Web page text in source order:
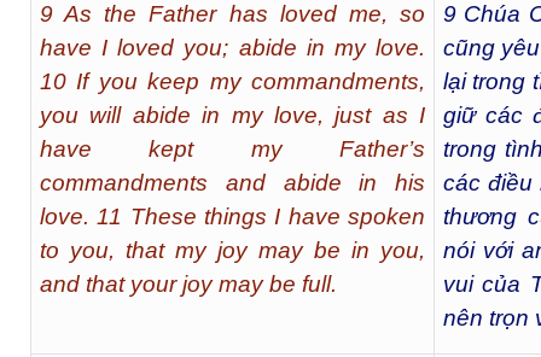
9 As the Father has loved me, so
have I loved you; abide in my love.
10 If you keep my commandments,
you will abide in my love, just as I
have kept my Father’s
commandments and abide in his
love. 11 These things I have spoken
to you, that my joy may be in you,
and that your joy may be full.
9 Chúa
cũng
lại trong
giữ các
trong
các điều
thương
nói với
vui của
nên trọn